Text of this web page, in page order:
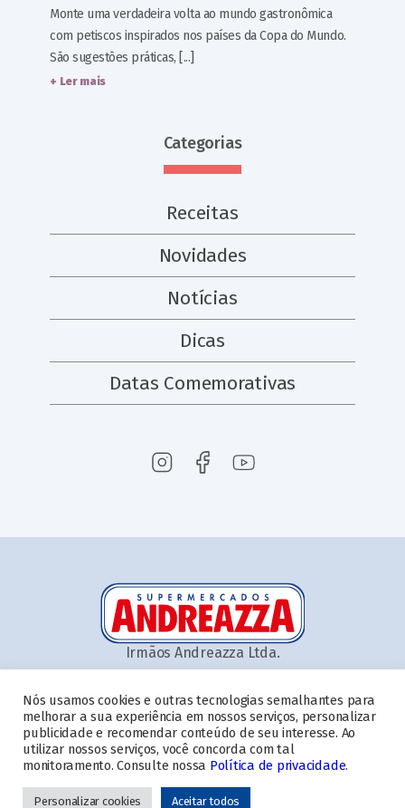
Monte uma verdadeira volta ao mundo gastronômica
com petiscos inspirados nos países da Copa do Mundo.
São sugestões práticas, [...]
+ Ler mais
Categorias
Receitas
Novidades
Notícias
Dicas
Datas Comemorativas
Irmãos Andreazza Ltda.
HomeQuem somosOfertasAplicativoServiçosCartão
Nossas LojasBlogContatoTrabalhe conosco
Troco Solidário
Nós usamos cookies e outras tecnologias semalhantes para
melhorar a sua experiência em nossos serviços, personalizar
publicidade e recomendar conteúdo de seu interesse. Ao
utilizar nossos serviços, você concorda com tal
monitoramento. Consulte nossa Política de privacidade.
Personalizar cookies Aceitar todos